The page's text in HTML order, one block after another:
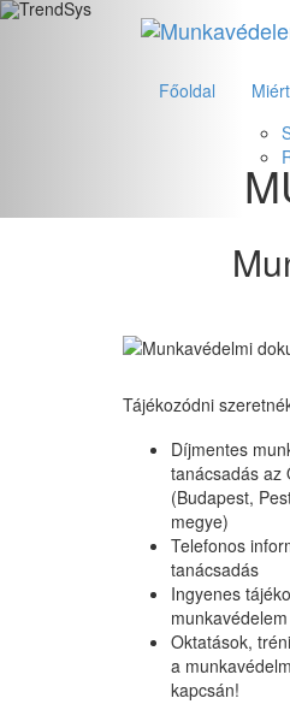
Főoldal
Tájékozódni
Díjmentes
tanácsadás az
(Budapest,
megye)
Telefonos
tanácsadás
Ingyenes
Oktatások,
a
kapcsán!